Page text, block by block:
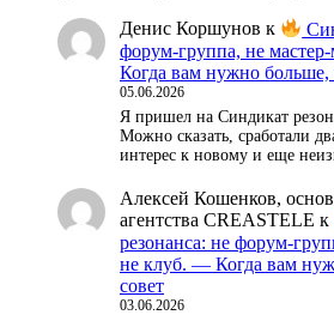
Денис Коршунов к
форум-группа, не
Когда вам нужно больше,
05.06.2026
Я пришел на Синдикат
Можно сказать, сработали
интерес к новому и еще
Алексей Кошенков,
агентства CREASTELE к
резонанса: не форум-
не клуб. — Когда вам
совет
03.06.2026